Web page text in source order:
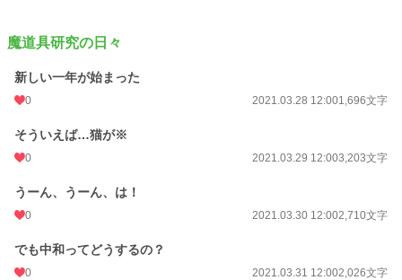
魔道具研究の日々
新しい一年が始まった
0 2021.03.28 12:001,696文字
そういえば…猫が※
0 2021.03.29 12:003,203文字
うーん、うーん、は！
0 2021.03.30 12:002,710文字
でも中和ってどうするの？
0 2021.03.31 12:002,026文字